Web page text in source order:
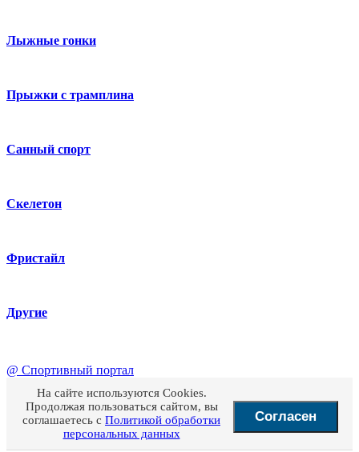
Лыжные гонки
Прыжки с трамплина
Санный спорт
Скелетон
Фристайл
Другие
@ Спортивный портал
На сайте используются Cookies.
Продолжая пользоваться сайтом, вы
соглашаетесь с Политикой обработки
персональных данных
Согласен